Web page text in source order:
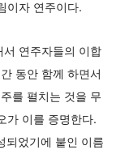
이자 연주이다.
연주자들의 이합
동안 함께 하면서
를 펼치는 것을 무
가 이를 증명한다.
되었기에 붙인 이름